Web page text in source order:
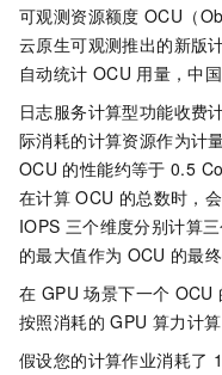
可观测资源额度 OCU（
云原生可观测推出的新版
自动统计 OCU 用量 ，中
日志服务计算型功能收费
际消耗的计算资源作为计
OCU 的性能约等于 0.5
在计算 OCU 的总数时，
IOPS 三个维度分别计算
的最大值作为 OCU 的最
在 GPU 场景下一个 OCU
按照消耗的 GPU 算力计算
假设您的计算作业消耗了